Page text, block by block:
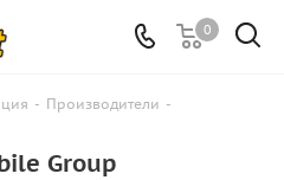
0
- Производители -
Group